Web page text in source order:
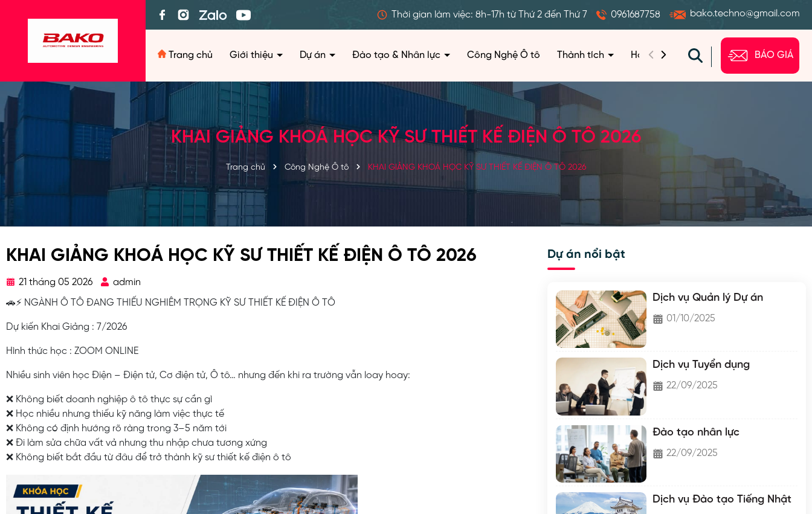
Thời gian làm việc: 8h-17h từ Thứ 2 đến Thứ 7 0961687758 bako.techno@gmail.com
Trang chủ Giới thiệu Dự án Đào tạo & Nhân lực Công Nghệ Ô tô Thành tích Hoạt động Câu hỏi Liên hệ
BÁO GIÁ
KHAI GIẢNG KHOÁ HỌC KỸ SƯ THIẾT KẾ ĐIỆN Ô TÔ 2026
Trang chủ Công Nghệ Ô tô KHAI GIẢNG KHOÁ HỌC KỸ SƯ THIẾT KẾ ĐIỆN Ô TÔ 2026
KHAI GIẢNG KHOÁ HỌC KỸ SƯ THIẾT KẾ ĐIỆN Ô TÔ 2026
21 tháng 05 2026
admin
🚗⚡ NGÀNH Ô TÔ ĐANG THIẾU NGHIÊM TRỌNG KỸ SƯ THIẾT KẾ ĐIỆN Ô TÔ
Dự kiến Khai Giảng : 7/2026
Hình thức học : ZOOM ONLINE
Nhiều sinh viên học Điện – Điện tử, Cơ điện tử, Ô tô… nhưng đến khi ra trường vẫn loay hoay:
❌ Không biết doanh nghiệp ô tô thực sự cần gì
❌ Học nhiều nhưng thiếu kỹ năng làm việc thực tế
❌ Không có định hướng rõ ràng trong 3–5 năm tới
❌ Đi làm sửa chữa vất vả nhưng thu nhập chưa tương xứng
❌ Không biết bắt đầu từ đâu để trở thành kỹ sư thiết kế điện ô tô
Dự án nổi bật
Dịch vụ Quản lý Dự án
01/10/2025
Dịch vụ Tuyển dụng
22/09/2025
Đào tạo nhân lực
22/09/2025
Dịch vụ Đào tạo Tiếng Nhật